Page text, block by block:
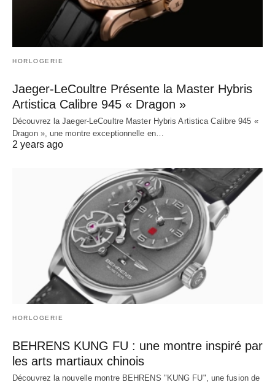
HORLOGERIE
Jaeger-LeCoultre Présente la Master Hybris
Artistica Calibre 945 « Dragon »
Découvrez la Jaeger-LeCoultre Master Hybris Artistica Calibre 945 «
Dragon », une montre exceptionnelle en…
2 years ago
HORLOGERIE
BEHRENS KUNG FU : une montre inspiré par
les arts martiaux chinois
Découvrez la nouvelle montre BEHRENS "KUNG FU", une fusion de